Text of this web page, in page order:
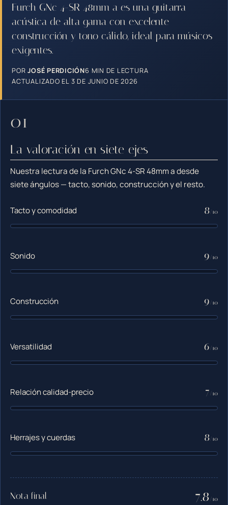
Furch GNc 4-SR 48mm a es una guitarra
acústica de alta gama con excelente
construcción y tono cálido, ideal para músicos
exigentes.
PORJOSÉ PERDICIÓN6 MIN DE LECTURA
ACTUALIZADO EL 3 DE JUNIO DE 2026
La valoración en siete ejes
Nuestra lectura de la Furch GNc 4-SR 48mm a desde
siete ángulos — tacto, sonido, construcción y el resto.
Tacto y comodidad 8/10
Sonido 9/10
Construcción 9/10
Versatilidad 6/10
Relación calidad-precio 7/10
Herrajes y cuerdas 8/10
Nota final 7.8 /10